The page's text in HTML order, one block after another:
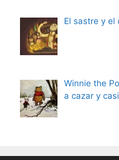
El sastre y el
Winnie the
a cazar y